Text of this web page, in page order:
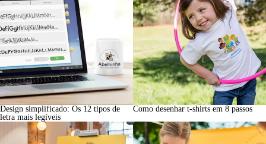
Design simplificado: Os 12 tipos de
letra mais legíveis
Como desenhar t-shirts em 8 passos